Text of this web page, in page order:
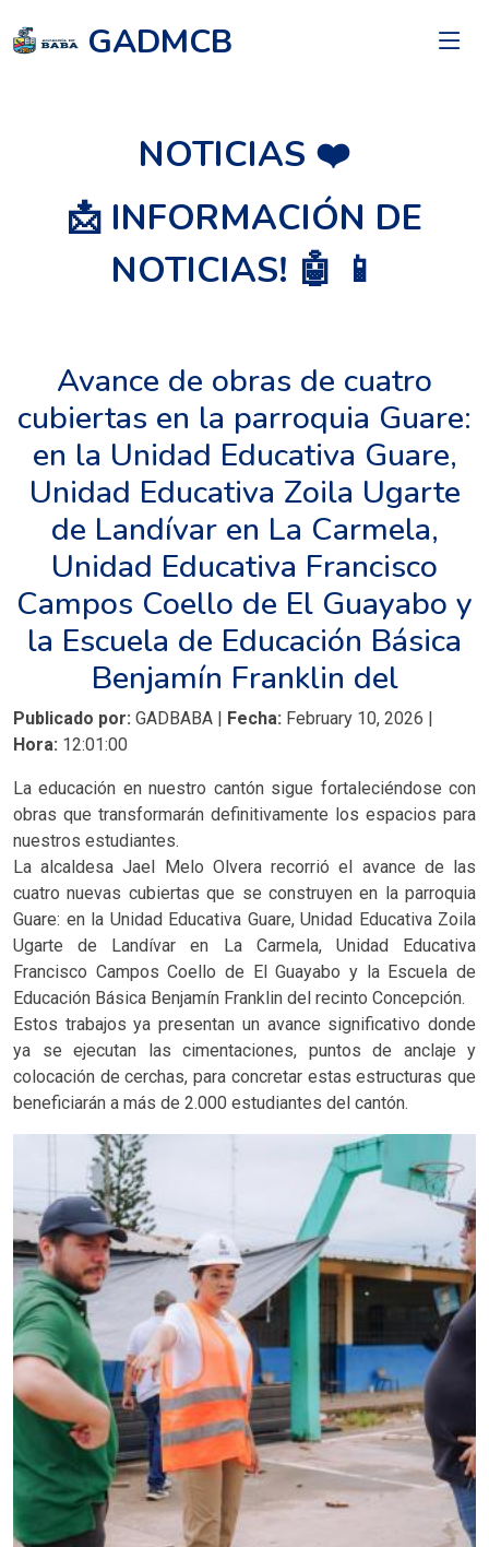
GADMCB
NOTICIAS ❤️
📩 INFORMACIÓN DE
NOTICIAS! 🤖 📱
Avance de obras de cuatro
cubiertas en la parroquia Guare:
en la Unidad Educativa Guare,
Unidad Educativa Zoila Ugarte
de Landívar en La Carmela,
Unidad Educativa Francisco
Campos Coello de El Guayabo y
la Escuela de Educación Básica
Benjamín Franklin del
Publicado por: GADBABA | Fecha: February 10, 2026 |
Hora: 12:01:00
La educación en nuestro cantón sigue fortaleciéndose con
obras que transformarán definitivamente los espacios para
nuestros estudiantes.
La alcaldesa Jael Melo Olvera recorrió el avance de las
cuatro nuevas cubiertas que se construyen en la parroquia
Guare: en la Unidad Educativa Guare, Unidad Educativa Zoila
Ugarte de Landívar en La Carmela, Unidad Educativa
Francisco Campos Coello de El Guayabo y la Escuela de
Educación Básica Benjamín Franklin del recinto Concepción.
Estos trabajos ya presentan un avance significativo donde
ya se ejecutan las cimentaciones, puntos de anclaje y
colocación de cerchas, para concretar estas estructuras que
beneficiarán a más de 2.000 estudiantes del cantón.